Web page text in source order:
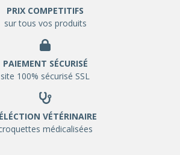
PRIX COMPETITIFS
sur tous vos produits
PAIEMENT SÉCURISÉ
site 100% sécurisé SSL
VÉTÉRINAIRE
médicalisées